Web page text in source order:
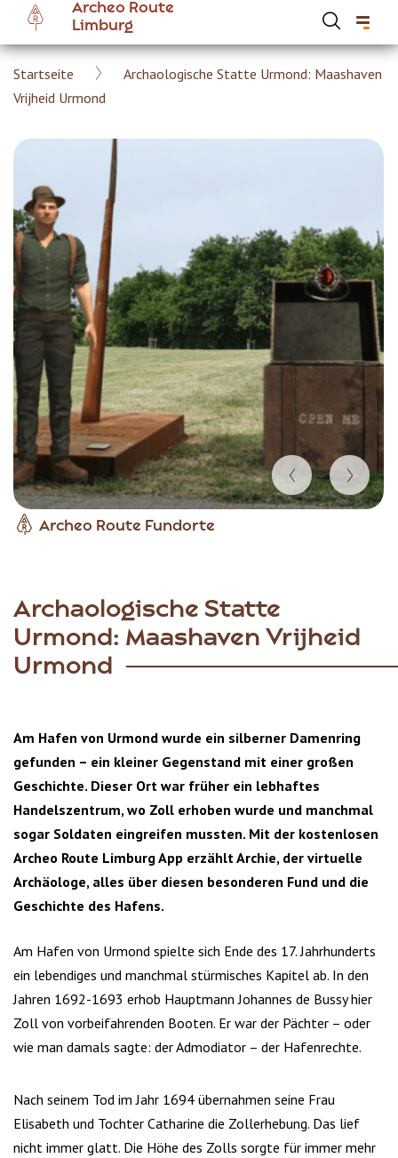
main
content
Archeo Route
Limburg
Breadcrumb
Startseite
Archaologische Statte Urmond: Maashaven
Vrijheid Urmond
Archeo Route Fundorte
Item
Archaologische Statte
Urmond: Maashaven Vrijheid
Urmond
Am Hafen von Urmond wurde ein silberner Damenring
gefunden – ein kleiner Gegenstand mit einer großen
Geschichte. Dieser Ort war früher ein lebhaftes
Handelszentrum, wo Zoll erhoben wurde und manchmal
sogar Soldaten eingreifen mussten. Mit der kostenlosen
Archeo Route Limburg App erzählt Archie, der virtuelle
Archäologe, alles über diesen besonderen Fund und die
Geschichte des Hafens.
Am Hafen von Urmond spielte sich Ende des 17. Jahrhunderts
ein lebendiges und manchmal stürmisches Kapitel ab. In den
Jahren 1692-1693 erhob Hauptmann Johannes de Bussy hier
Zoll von vorbeifahrenden Booten. Er war der Pächter – oder
wie man damals sagte: der Admodiator – der Hafenrechte.
Nach seinem Tod im Jahr 1694 übernahmen seine Frau
Elisabeth und Tochter Catharine die Zollerhebung. Das lief
nicht immer glatt. Die Höhe des Zolls sorgte für immer mehr